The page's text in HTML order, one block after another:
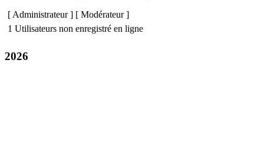
[ Administrateur] [ Modérateur]
1 Utilisateurs non enregistré en ligne
2026